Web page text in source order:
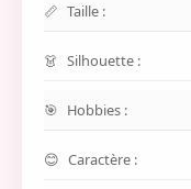
Taille :
Silhouette :
Hobbies :
Caractère :